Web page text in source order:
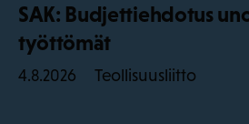
SAK: Budjettiehdotus
työttömät
4.8.2026 Teollisuusliitto